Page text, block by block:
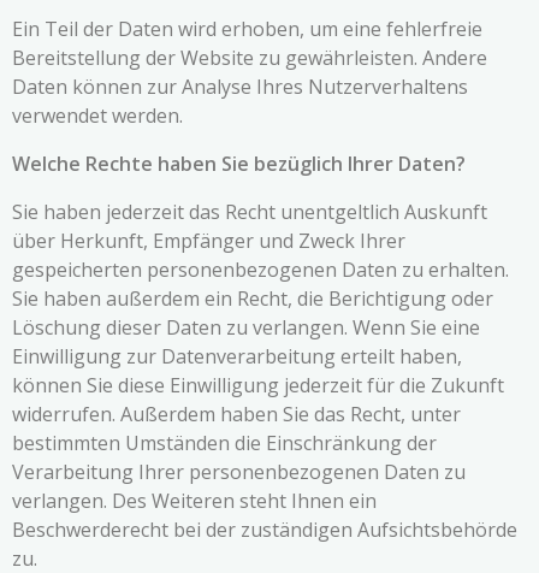
Ein Teil der Daten wird erhoben, um eine fehlerfreie
Bereitstellung der Website zu gewährleisten. Andere
Daten können zur Analyse Ihres Nutzerverhaltens
verwendet werden.
Welche Rechte haben Sie bezüglich Ihrer Daten?
Sie haben jederzeit das Recht unentgeltlich Auskunft
über Herkunft, Empfänger und Zweck Ihrer
gespeicherten personenbezogenen Daten zu erhalten.
Sie haben außerdem ein Recht, die Berichtigung oder
Löschung dieser Daten zu verlangen. Wenn Sie eine
Einwilligung zur Datenverarbeitung erteilt haben,
können Sie diese Einwilligung jederzeit für die Zukunft
widerrufen. Außerdem haben Sie das Recht, unter
bestimmten Umständen die Einschränkung der
Verarbeitung Ihrer personenbezogenen Daten zu
verlangen. Des Weiteren steht Ihnen ein
Beschwerderecht bei der zuständigen Aufsichtsbehörde
zu.